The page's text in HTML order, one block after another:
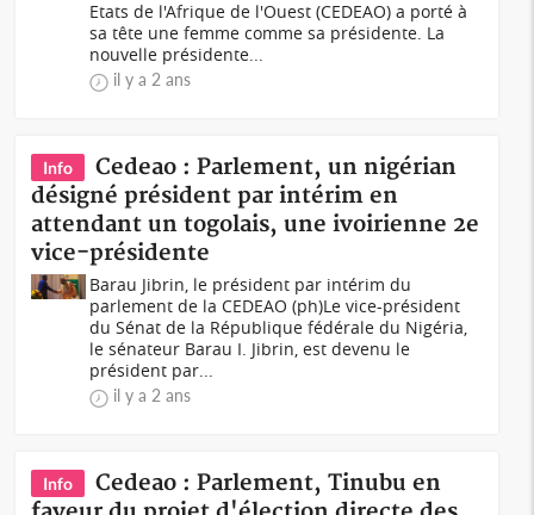
Etats de l'Afrique de l'Ouest (CEDEAO) a porté à
sa tête une femme comme sa présidente. La
nouvelle présidente...
il y a 2 ans
Info
Cedeao : Parlement, un nigérian
désigné président par intérim en
attendant un togolais, une ivoirienne 2e
vice-présidente
Barau Jibrin, le président par intérim du
parlement de la CEDEAO (ph)Le vice-président
du Sénat de la République fédérale du Nigéria,
le sénateur Barau I. Jibrin, est devenu le
président par...
il y a 2 ans
Info
Cedeao : Parlement, Tinubu en